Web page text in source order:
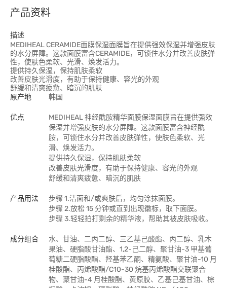
产品资料
描述
MEDIHEAL CERAMIDE面膜保湿面膜旨在提供强效保湿并增强皮肤
的水分屏障。这款面膜富含CERAMIDE，可锁住水分并改善皮肤弹
性，使肤色柔软、光滑、焕发活力。
提供持久保湿，保持肌肤柔软
改善皮肤光滑度，有助于保持健康、容光的外观
舒缓和清爽疲惫、暗沉的肌肤
原产地
韩国
优点
MEDIHEAL 神经酰胺精华面膜保湿面膜旨在提供强效
保湿并增强皮肤的水分屏障。这款面膜富含神经酰
胺，可锁住水分并改善皮肤弹性，使肤色柔软、光
滑、焕发活力。
提供持久保湿，保持肌肤柔软
改善皮肤光滑度，有助于保持健康、容光的外观
舒缓和清爽疲惫、暗沉的肌肤
产品用法
步骤 1.洁面和/或爽肤后，均匀涂抹面膜。
步骤 2.放松 15 分钟或直到出现徽标，取下面膜。
步骤 3.轻轻拍打剩余的精华液，帮助其被皮肤吸收。
成分组合
水、甘油、二丙二醇、三乙基己酸酯、丙二醇、乳木
果油、硬脂酸甘油酯、1,2-己二醇、聚甘油-3 甲基葡
萄糖二硬脂酸酯、羟基苯乙酮、精氨酸、聚甘油-10 月
桂酸酯、丙烯酸酯/C10-30 烷基丙烯酸酯交联聚合
物、聚甘油-4 月桂酸酯、黄原胶、乙基己基甘油、棕